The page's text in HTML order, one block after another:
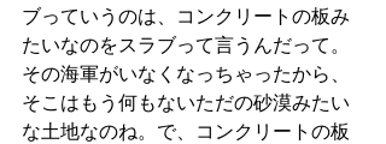
ブっていうのは、コンクリートの板み
たいなのをスラブって言うんだって。
その海軍がいなくなっちゃったから、
そこはもう何もないただの砂漠みたい
な土地なのね。で、コンクリートの板